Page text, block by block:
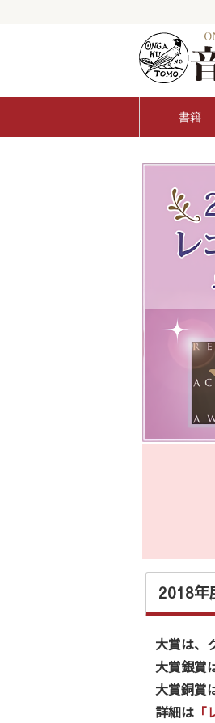
書籍
2018年
大賞は、
大賞銀賞
大賞銅賞
詳細は